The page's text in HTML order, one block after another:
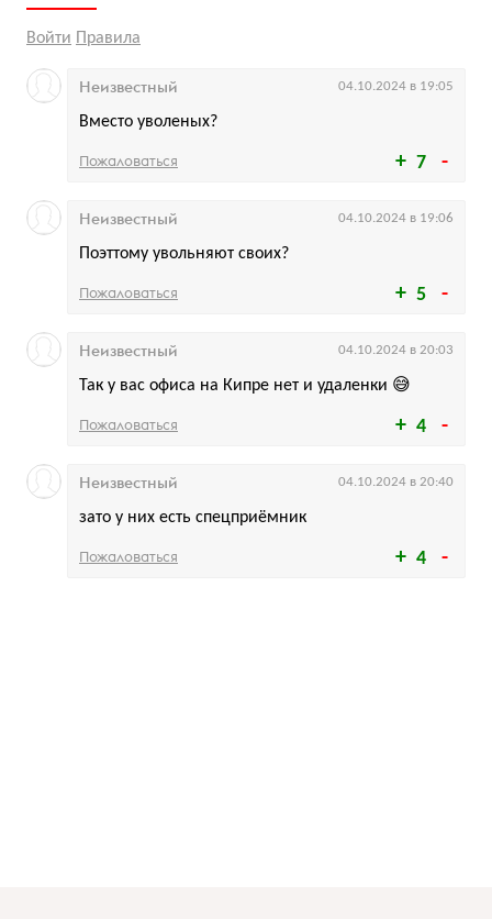
Войти Правила
7
Вместо уволеных?
Неизвестный 04.10.2024 в 19:05
Пожаловаться
5
Поэттому увольняют своих?
Неизвестный 04.10.2024 в 19:06
Пожаловаться
4
Так у вас офиса на Кипре нет и удаленки 😅
Неизвестный 04.10.2024 в 20:03
Пожаловаться
4
зато у них есть спецприёмник
Неизвестный 04.10.2024 в 20:40
Пожаловаться